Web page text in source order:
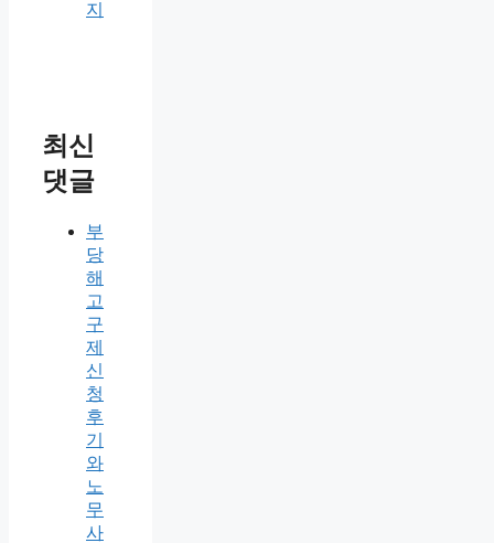
지
최신
댓글
부
당
해
고
구
제
신
청
후
기
와
노
무
사